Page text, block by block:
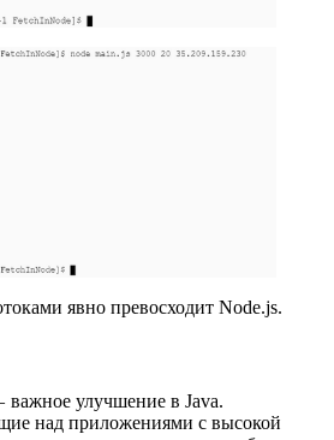
явно превосходит Node.js.
улучшение в Java.
над приложениями с высокой